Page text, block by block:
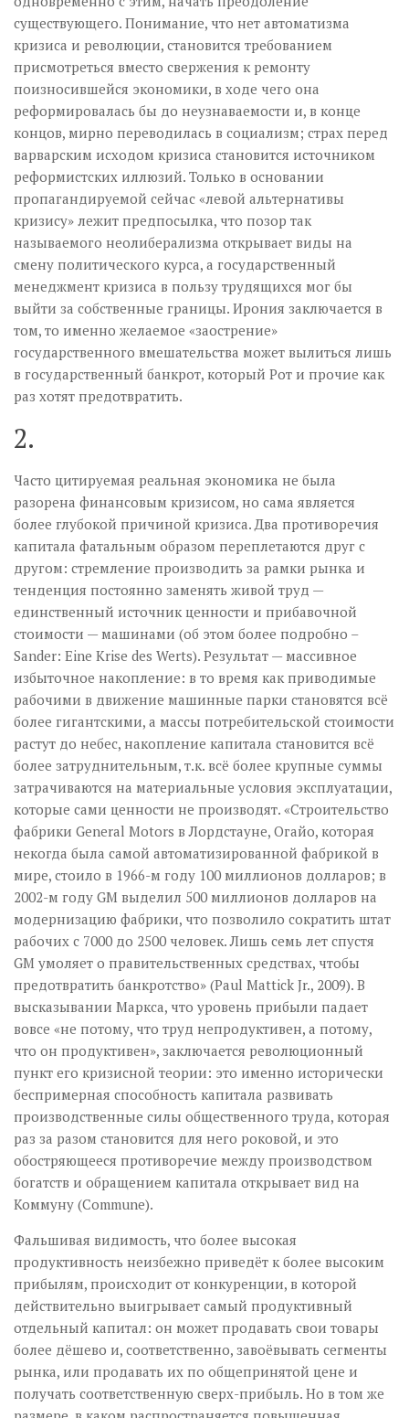
существующего. Понимание, что нет автоматизма
кризиса и революции, становится требованием
присмотреться вместо свержения к ремонту
поизносившейся экономики, в ходе чего она
реформировалась бы до неузнаваемости и, в конце
концов, мирно переводилась в социализм; страх перед
варварским исходом кризиса становится источником
реформистских иллюзий. Только в основании
пропагандируемой сейчас «левой альтернативы
кризису» лежит предпосылка, что позор так
называемого неолиберализма открывает виды на
смену политического курса, а государственный
менеджмент кризиса в пользу трудящихся мог бы
выйти за собственные границы. Ирония заключается в
том, то именно желаемое «заострение»
государственного вмешательства может вылиться лишь
в государственный банкрот, который Рот и прочие как
раз хотят предотвратить.
2.
Часто цитируемая реальная экономика не была
разорена финансовым кризисом, но сама является
более глубокой причиной кризиса. Два противоречия
капитала фатальным образом переплетаются друг с
другом: стремление производить за рамки рынка и
тенденция постоянно заменять живой труд —
единственный источник ценности и прибавочной
стоимости — машинами (об этом более подробно –
Sander: Eine Krise des Werts). Результат — массивное
избыточное накопление: в то время как приводимые
рабочими в движение машинные парки становятся всё
более гигантскими, а массы потребительской стоимости
растут до небес, накопление капитала становится всё
более затруднительным, т.к. всё более крупные суммы
затрачиваются на материальные условия эксплуатации,
которые сами ценности не производят. «Строительство
фабрики General Motors в Лордстауне, Огайо, которая
некогда была самой автоматизированной фабрикой в
мире, стоило в 1966-м году 100 миллионов долларов; в
2002-м году GM выделил 500 миллионов долларов на
модернизацию фабрики, что позволило сократить штат
рабочих с 7000 до 2500 человек. Лишь семь лет спустя
GM умоляет о правительственных средствах, чтобы
предотвратить банкротство» (Paul Mattick Jr., 2009). В
высказывании Маркса, что уровень прибыли падает
вовсе «не потому, что труд непродуктивен, а потому,
что он продуктивен», заключается революционный
пункт его кризисной теории: это именно исторически
беспримерная способность капитала развивать
производственные силы общественного труда, которая
раз за разом становится для него роковой, и это
обостряющееся противоречие между производством
богатств и обращением капитала открывает вид на
Коммуну (Commune).
Фальшивая видимость, что более высокая
продуктивность неизбежно приведёт к более высоким
прибылям, происходит от конкуренции, в которой
действительно выигрывает самый продуктивный
отдельный капитал: он может продавать свои товары
более дёшево и, соответственно, завоёвывать сегменты
рынка, или продавать их по общепринятой цене и
получать соответственную сверх-прибыль. Но в том же